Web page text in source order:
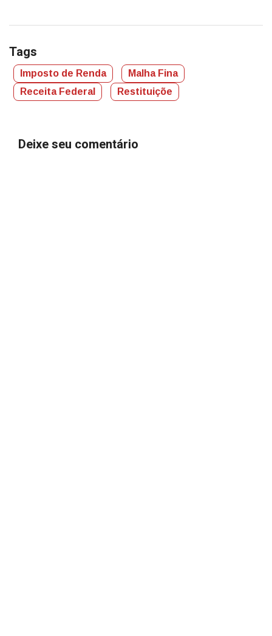
Tags
Imposto de Renda
Malha Fina
Receita Federal
Restituiçõe
Deixe seu comentário